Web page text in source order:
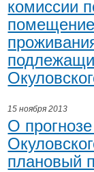
комиссии
15 ноября 2013
О
плановый